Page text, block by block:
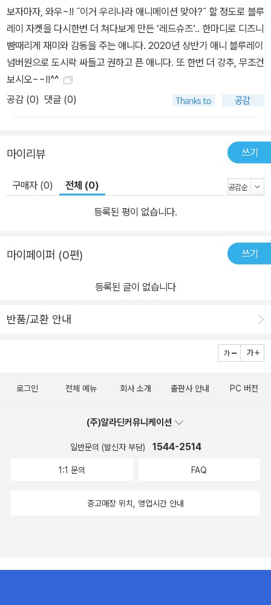
보자마자, 와우~!! ˝이거 우리나라 애니메이션 맞아?˝ 할 정도로 블루
레이 자켓을 다시한번 더 쳐다보게 만든 ‘레드슈즈‘.. 한마디로 디즈니
뺨때리게 재미와 감동을 주는 애니다. 2020년 상반기 애니 블루레이
넘버원으로 도시락 싸들고 권하고 픈 애니다. 또 한번 더 강추, 무조건
보시오~~!!^^
공감 (0) 댓글 (0)
마이리뷰 쓰기
구매자 (0) 전체 (0)
등록된 평이 없습니다.
마이페이퍼 (0편) 쓰기
등록된 글이 없습니다
반품/교환 안내
로그인 전체 메뉴 회사 소개 출판사 안내 PC 버전
(주)알라딘커뮤니케이션
일반문의 (발신자 부담) 1544-2514
1:1 문의 FAQ
중고매장 위치, 영업시간 안내